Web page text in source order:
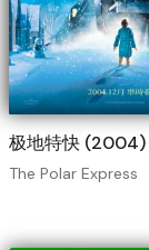
极地特快 (2004)
The Polar Express